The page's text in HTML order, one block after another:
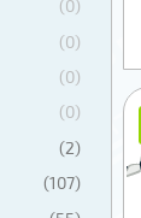
(0)
(0)
(0)
(0)
(2)
(107)